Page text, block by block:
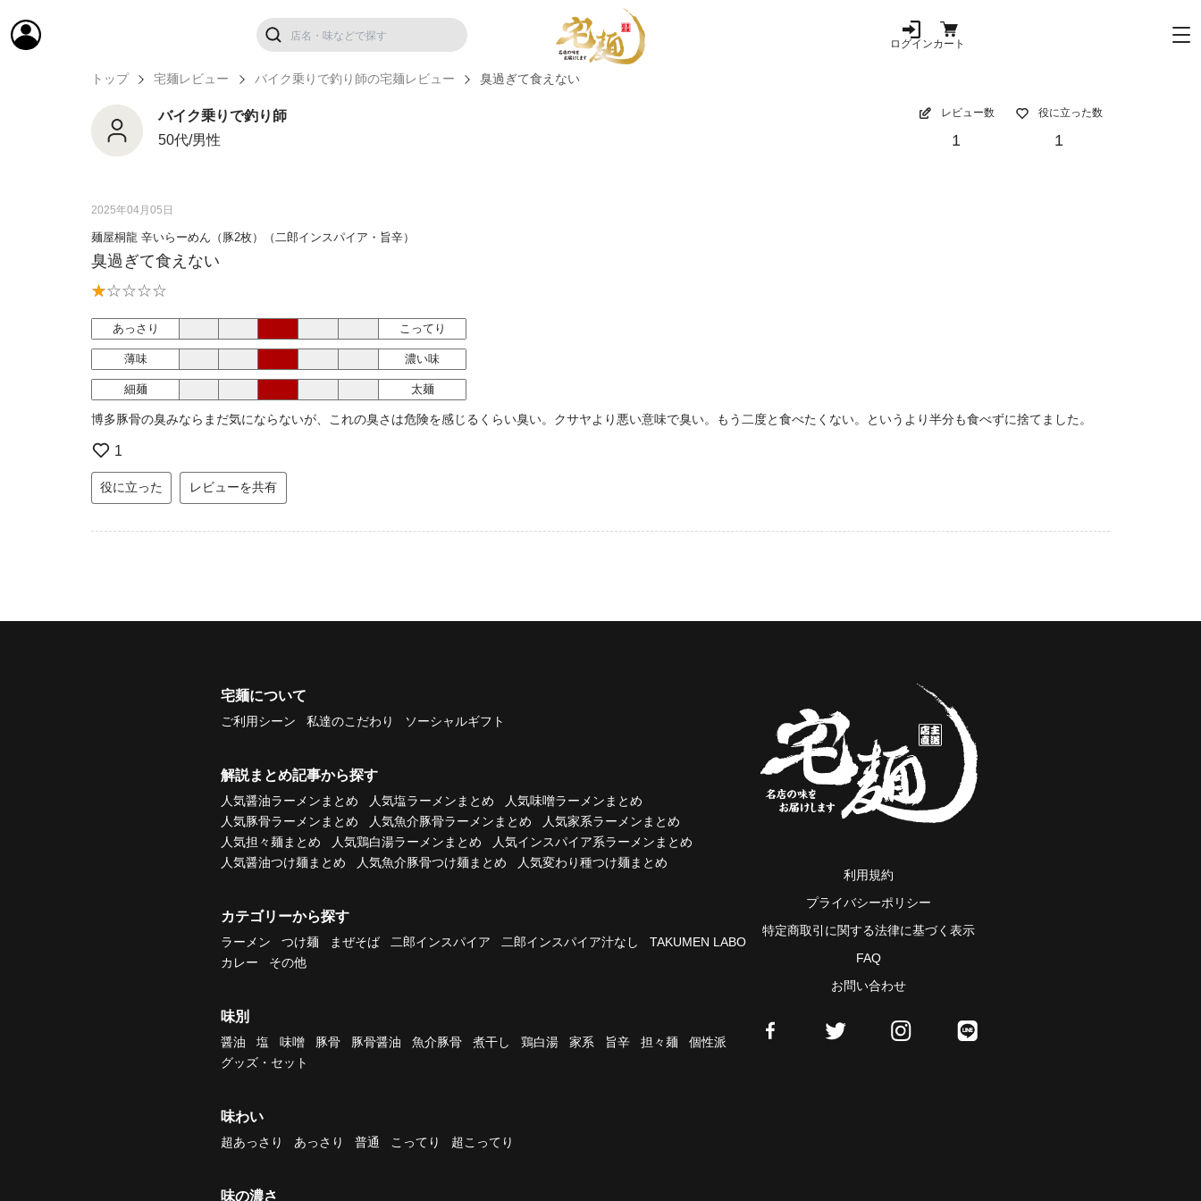
ログインカート
トップ 宅麺レビュー バイク乗りで釣り師の宅麺レビュー 臭過ぎて食えない
バイク乗りで釣り師
50代/男性
レビュー数
1
役に立った数
1
2025年04月05日
麺屋桐龍 辛いらーめん（豚2枚）（二郎インスパイア・旨辛）
臭過ぎて食えない
あっさり こってり
薄味 濃い味
細麺 太麺
博多豚骨の臭みならまだ気にならないが、これの臭さは危険を感じるくらい臭い。クサヤより悪い意味で臭い。もう二度と食べたくない。というより半分も食べずに捨てました。
1
役に立った レビューを共有
宅麺について
ご利用シーン 私達のこだわり ソーシャルギフト
解説まとめ記事から探す
人気醤油ラーメンまとめ 人気塩ラーメンまとめ
人気味噌ラーメンまとめ
人気豚骨ラーメンまとめ
人気魚介豚骨ラーメンまとめ
人気家系ラーメンまとめ
人気担々麺まとめ
人気鶏白湯ラーメンまとめ
人気インスパイア系ラーメンまとめ
人気醤油つけ麺まとめ
人気魚介豚骨つけ麺まとめ 人気変わり種つけ麺まとめ
カテゴリーから探す
ラーメン つけ麺 まぜそば 二郎インスパイア 二郎インスパイア汁なし
TAKUMEN LABO
カレー
その他
味別
醤油 塩 味噌 豚骨 豚骨醤油 魚介豚骨 煮干し 鶏白湯 家系 旨辛 担々麺
個性派
グッズ・セット
味わい
超あっさり あっさり 普通 こってり 超こってり
味の濃さ
利用規約
プライバシーポリシー
特定商取引に関する法律に基づく表示
FAQ
お問い合わせ